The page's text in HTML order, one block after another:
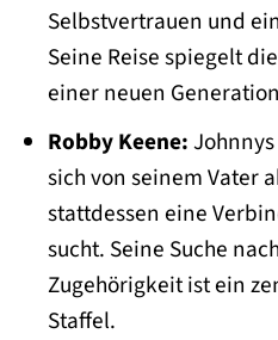
Selbstvertrauen und
Seine Reise spiegelt
einer neuen
Robby Keene:
sich von seinem Vater
stattdessen eine
sucht. Seine Suche
Zugehörigkeit ist ein
Staffel.